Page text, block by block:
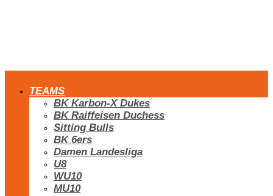
TEAMS
BK Karbon-X Dukes
BK Raiffeisen Duchess
Sitting Bulls
BK 6ers
Damen Landesliga
U8
WU10
MU10